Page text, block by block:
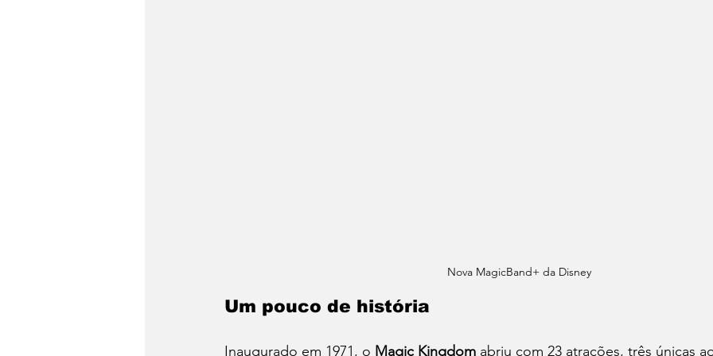
Nova MagicBand+ da Disney
Um pouco de história
Inaugurado em 1971, o Magic Kingdom abriu com 23 atrações, três únicas